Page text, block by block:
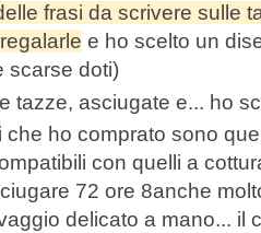
frasi da scrivere sulle
e ho scelto un
scarse doti)
tazze, asciugate e... ho
che ho comprato sono
con quelli a
72 ore 8anche
delicato a mano... il